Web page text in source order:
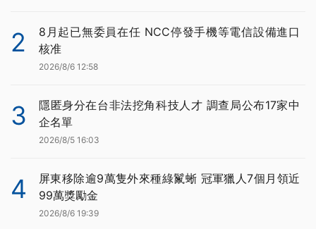
2
8月起已無委員在任 NCC停發手機等電信設備進口
核准
2026/8/6 12:58
3
隱匿身分在台非法挖角科技人才 調查局公布17家中
企名單
2026/8/5 16:03
4
屏東移除逾9萬隻外來種綠鬣蜥 冠軍獵人7個月領近
99萬獎勵金
2026/8/6 19:39